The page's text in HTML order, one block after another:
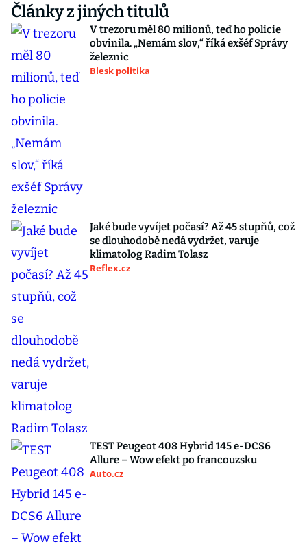
Články z jiných titulů
V trezoru měl 80 milionů, teď ho policie
obvinila. „Nemám slov,“ říká exšéf Správy
železnic
Blesk politika
Jaké bude vyvíjet počasí? Až 45 stupňů, což
se dlouhodobě nedá vydržet, varuje
klimatolog Radim Tolasz
Reflex.cz
TEST Peugeot 408 Hybrid 145 e-DCS6
Allure – Wow efekt po francouzsku
Auto.cz